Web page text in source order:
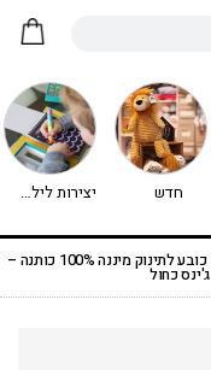
חדש יצירות לילדים - יצירה לילדים
כובע לתינוק מיננה 100% כותנה –
ג'ינס כחול